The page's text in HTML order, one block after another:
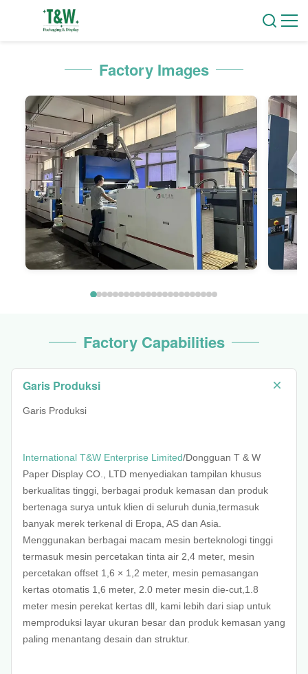
Factory Images
Factory Capabilities
Garis Produksi
Garis Produksi
International T&W Enterprise Limited/Dongguan T & W
Paper Display CO., LTD menyediakan tampilan khusus
berkualitas tinggi, berbagai produk kemasan dan produk
bertenaga surya untuk klien di seluruh dunia,termasuk
banyak merek terkenal di Eropa, AS dan Asia.
Menggunakan berbagai macam mesin berteknologi tinggi
termasuk mesin percetakan tinta air 2,4 meter, mesin
percetakan offset 1,6 × 1,2 meter, mesin pemasangan
kertas otomatis 1,6 meter, 2.0 meter mesin die-cut,1.8
meter mesin perekat kertas dll, kami lebih dari siap untuk
memproduksi layar ukuran besar dan produk kemasan yang
paling menantang desain dan struktur.